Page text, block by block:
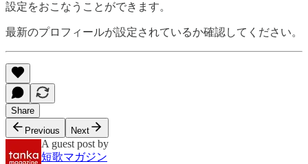
設定をおこなうことができます。
最新のプロフィールが設定されているか確認してください。
Share
Previous
Next
A guest post by
短歌マガジン